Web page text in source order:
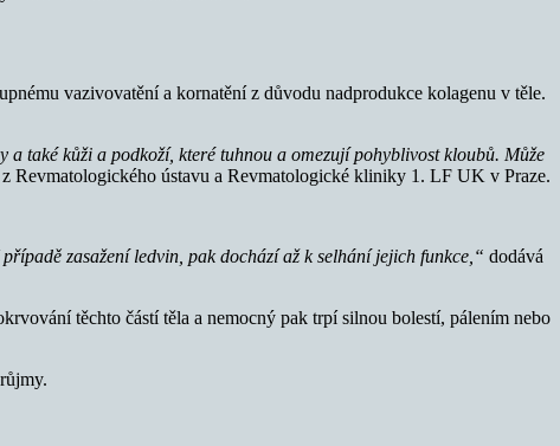
vazivovatění a kornatění z důvodu nadprodukce kolagenu v těle.
a také kůži a podkoží, které tuhnou a omezují pohyblivost kloubů. Může
Revmatologického ústavu a Revmatologické kliniky 1. LF UK v Praze.
zasažení ledvin, pak dochází až k selhání jejich funkce,“ dodává
těchto částí těla a nemocný pak trpí silnou bolestí, pálením nebo